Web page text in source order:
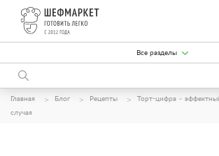
Все разделы
Главная Блог Рецепты
Торт-цифра –
случая